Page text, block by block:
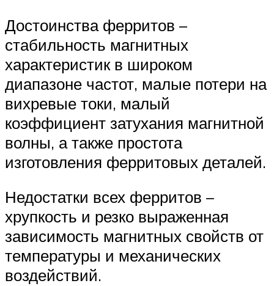
Достоинства ферритов –
стабильность магнитных
характеристик в широком
диапазоне частот, малые потери на
вихревые токи, малый
коэффициент затухания магнитной
волны, а также простота
изготовления ферритовых деталей.
Недостатки всех ферритов –
хрупкость и резко выраженная
зависимость магнитных свойств от
температуры и механических
воздействий.